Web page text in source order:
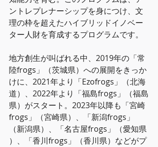
ントレプレナーシップを身につけ、文
理の枠を超えたハイブリッドイノベー
ター人財を育成するプログラムです。
地方創生が叫ばれる中、2019年の「常
陸frogs」（茨城県）への展開をきっか
けに、2021年より「Ezofrogs」（北海
道）、2022年より「福島frogs」（福島
県）がスタート。2023年以降も「宮崎
frogs」（宮崎県）、「新潟frogs」
（新潟県）、「名古屋frogs」（愛知県
）、「香川frogs」（香川県）などがプ